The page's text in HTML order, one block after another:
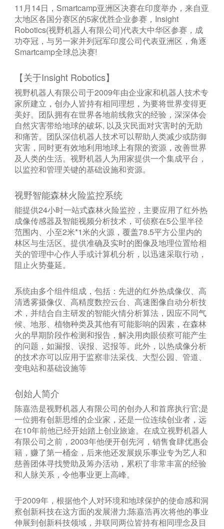
11月14日，Smartcamp亚洲区决赛在印度举办，来自亚
太地区各国分赛区的5家优胜企业参赛，Insight
Robotics(视野机器人有限公司)代表大中华区参赛，成
功夺冠，与另一家并列冠军印度公司代表亚洲区，角逐
Smartcamp全球总决赛!
【关于Insight Robotics】
视野机器人有限公司于2009年由企业家和机器人技术专
家所建立，创办人皆持有相同理想，为要将世界变得更
美好。团队拥有在世界各地前线救灾的经验，深深体会
自然灾害带给地球的破坏, 以及灾民面对灾害时的无助
和痛苦。团队深信机器人技术可以帮助人类减少或防御
灾害，同时更有效地利用地球上有限的资源，改善世界
及人类的生活。视野机器人为用家提供一个集成平台，
以监控和管理关键的基础设施和资源。
视野智能森林火险监控系统
能提供24小时一站式森林火险监控，主要应用了红外热
成像传感器及智能视频分析技术，可侦察在5公里半径
范围内、小至2米*1米的火源，覆盖78.5平方公里内的
林区与生活区。提供准确及实时的图像及地理位置给相
关的管理中心作人手或计算机分析，以迅速采取行动，
阻止火势蔓延。
系统由多个组件组成，包括：先进的红外热成像仪、高
清透雾摄像仪、高精度数控云台、高速图像自动分析技
术，并结合自主研发的智能火情分析算法，因应不同气
候、地形、植物种类及其他有可能影响的因素，在森林
火的早期阶段作检测和报告，解决用肉眼侦察可能产生
的问题，如漏报、误报、迟报等。此外，以热成像分析
的技术亦可以应用于监察非法采伐、大型公园、管道、
变电站和基础设施等
创始人简介
陈嘉浩是视野机器人有限公司的创办人和首席执行官;是
一位拥有创新思维的企业家，还是一位连续创业者，远
在10年前他已经开始踏上创业旅途。在成立视野机器人
有限公司之前，2003年他便开创先河，销售食肆优惠会
籍，赚了第一桶金，后来他还发展娱乐事业专为艺人和
慈善团体寻找赞助及筹办活动，累积了非常丰富的经验
和人脉关系，令他事业更上高峰。
于2009年，根据他个人对环境和地球保护的使命感和洞
察创新科技在这方面的发展潜力;陈嘉浩再次将他的事业
伸展到创新科技领域，并联同两位皆持有相同理念及目